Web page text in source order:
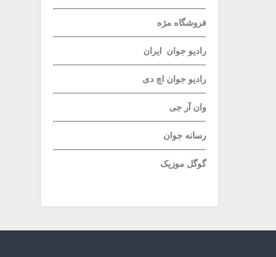
فروشگاه مژه
رادیو جوان ایران
رادیو جوان اچ دی
وان آر جی
رسانه جوان
گوگل موزیک